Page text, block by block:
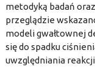
metodyką badań
przeglądzie
modeli gwałtownej
się do spadku
uwzględniania